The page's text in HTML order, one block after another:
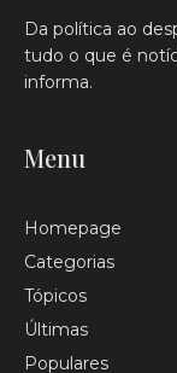
Da política ao
tudo o que é
informa.
Menu
Homepage
Categorias
Tópicos
Últimas
Populares